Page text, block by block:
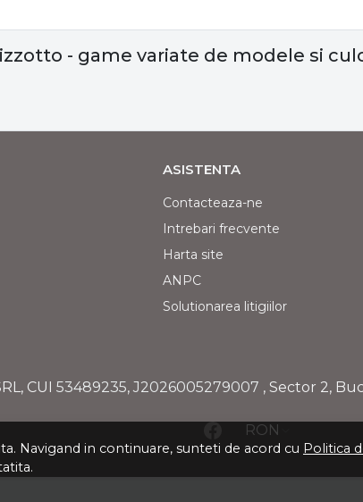
- game variate de modele si
Navigand in continuare, sunteti de acord cu Politica
ASISTENTA
Contacteaza-ne
Intrebari frecvente
Harta site
ANPC
Solutionarea litigiilor
CUI 53489235, J2026005279007 , Sector 2,
RON